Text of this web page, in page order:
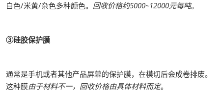
白色/米黄/杂色多种颜色。 回收价格约5000~12000元每吨。
③硅胶保护膜
通常是手机或者其他产品屏幕的保护膜，在模切后会成卷排废。
这种膜由于材料不一，回收价格由具体材料而定。